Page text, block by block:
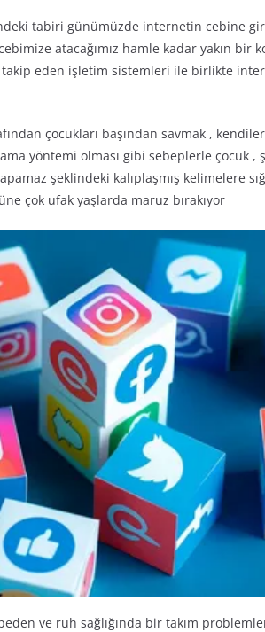
tabiri günümüzde internetin cebine
atacağımız hamle kadar yakın bir
eden işletim sistemleri ile birlikte
çocukları başından savmak ,
yöntemi olması gibi sebeplerle çocuk ,
şeklindeki kalıplaşmış kelimelere
çok ufak yaşlarda maruz bırakıyor
ve ruh sağlığında bir takım